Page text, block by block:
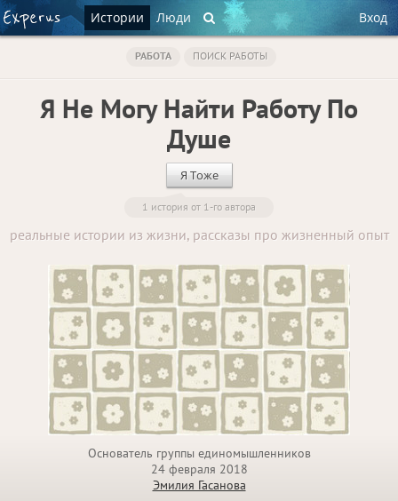
Истории Люди Вход
РАБОТА ПОИСК РАБОТЫ
Я Не Могу Найти Работу По
Душе
Я Тоже
1 история от 1-го автора
реальные истории из жизни, рассказы про жизненный опыт
Основатель группы единомышленников
24 февраля 2018
Эмилия Гасанова